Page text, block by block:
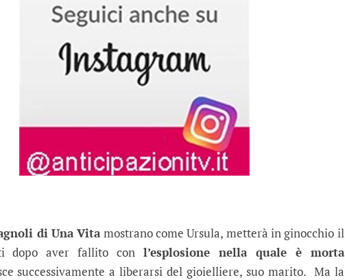
di Una Vitamostrano come Ursula, metterà in ginocchio il
dopo aver fallito conl’esplosione nella quale è morta
successivamente a liberarsi del gioielliere, suo marito. Ma la